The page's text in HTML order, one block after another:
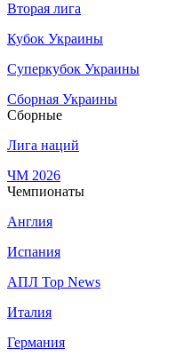
Вторая лига
Кубок Украины
Суперкубок Украины
Сборная Украины
Сборные
Лига наций
ЧМ 2026
Чемпионаты
Англия
Испания
АПЛ Top News
Италия
Германия